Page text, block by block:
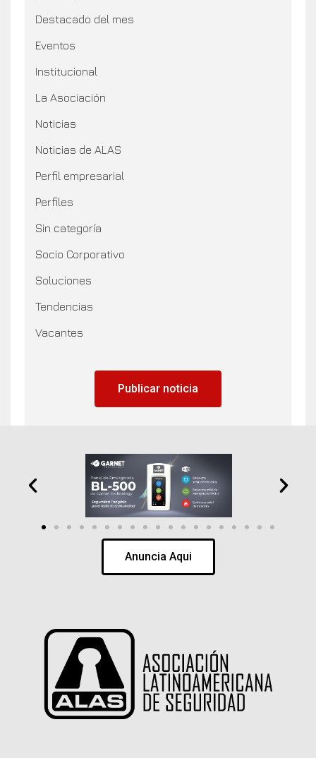
Destacado del mes
Eventos
Institucional
La Asociación
Noticias
Noticias de ALAS
Perfil empresarial
Perfiles
Sin categoría
Socio Corporativo
Soluciones
Tendencias
Vacantes
Publicar noticia
Anuncia Aqui